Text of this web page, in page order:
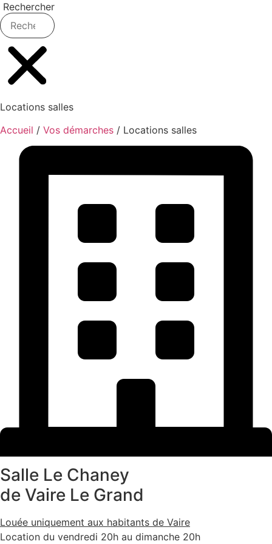
Rechercher
Locations salles
Accueil / Vos démarches / Locations salles
Salle Le Chaney
de Vaire Le Grand
Louée uniquement aux habitants de Vaire
Location du vendredi 20h au dimanche 20h